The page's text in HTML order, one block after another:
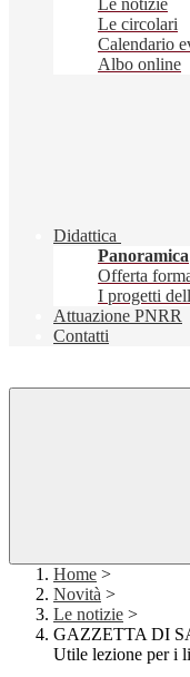
Le notizie
Le circolari
Calendario
Albo online
Didattica
Panoramica
Offerta
I progetti
Attuazione PNRR
Contatti
Home >
Novità >
Le notizie >
GAZZETTA DI
Utile lezione per i